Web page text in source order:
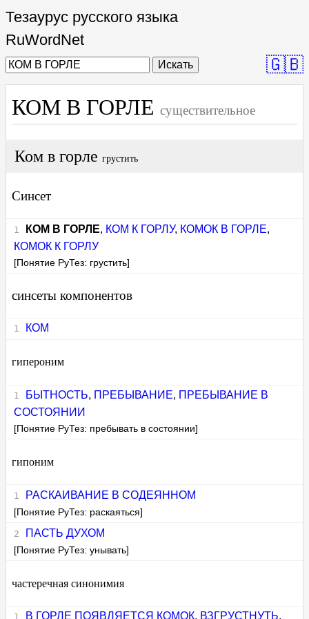
Тезаурус русского языка
RuWordNet
Искать 🇬🇧
КОМ В ГОРЛЕ существительное
Ком в горле грустить
Синсет
КОМ В ГОРЛЕ, КОМ К ГОРЛУ, КОМОК В ГОРЛЕ,
КОМОК К ГОРЛУ
[Понятие РуТез: грустить]
синсеты компонентов
КОМ
гипероним
БЫТНОСТЬ, ПРЕБЫВАНИЕ, ПРЕБЫВАНИЕ В
СОСТОЯНИИ
[Понятие РуТез: пребывать в состоянии]
гипоним
РАСКАИВАНИЕ В СОДЕЯННОМ
[Понятие РуТез: раскаяться]
ПАСТЬ ДУХОМ
[Понятие РуТез: унывать]
частеречная синонимия
В ГОРЛЕ ПОЯВЛЯЕТСЯ КОМОК, ВЗГРУСТНУТЬ,